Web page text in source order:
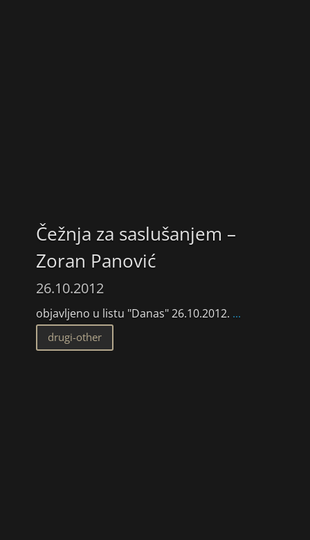
Čežnja za saslušanjem –
Zoran Panović
26.10.2012
objavljeno u listu "Danas" 26.10.2012. ...
drugi-other